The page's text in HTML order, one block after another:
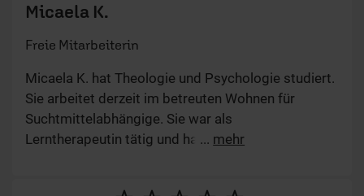
Micaela K.
Freie Mitarbeiterin
Micaela K. hat Theologie und Psychologie studiert.
Sie arbeitet derzeit im betreuten Wohnen für
Suchtmittelabhängige. Sie war als
Lerntherapeutin tätig und hat in einer intensiv-
... mehr